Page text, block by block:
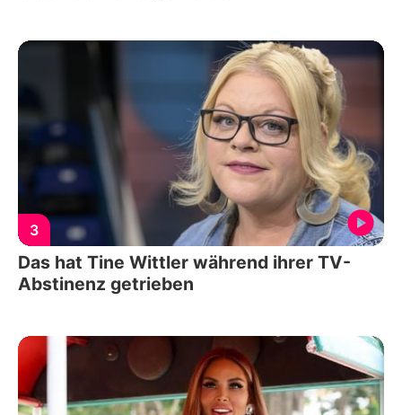
3
Das hat Tine Wittler während ihrer TV-
Abstinenz getrieben